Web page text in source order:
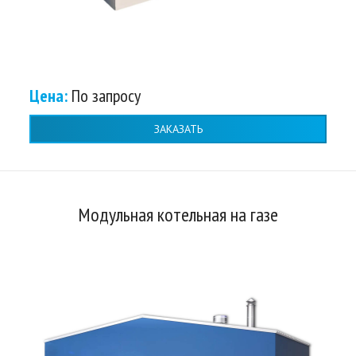
Цена: По запросу
ЗАКАЗАТЬ
Модульная котельная на газе